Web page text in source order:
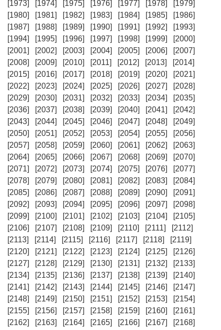
[1973] [1974] [1975] [1976] [1977] [1978]
[1979]
[1980]
[1981] [1982] [1983] [1984] [1985]
[1986]
[1987]
[1988] [1989] [1990] [1991] [1992]
[1993]
[1994]
[1995] [1996] [1997] [1998] [1999]
[2000]
[2001]
[2002] [2003] [2004] [2005] [2006]
[2007]
[2008]
[2009] [2010] [2011] [2012] [2013]
[2014]
[2015]
[2016] [2017] [2018] [2019] [2020]
[2021]
[2022]
[2023] [2024] [2025] [2026] [2027]
[2028]
[2029]
[2030] [2031] [2032] [2033] [2034]
[2035]
[2036]
[2037] [2038] [2039] [2040] [2041]
[2042]
[2043]
[2044] [2045] [2046] [2047] [2048]
[2049]
[2050]
[2051] [2052] [2053] [2054] [2055]
[2056]
[2057]
[2058] [2059] [2060] [2061] [2062]
[2063]
[2064]
[2065] [2066] [2067] [2068] [2069]
[2070]
[2071]
[2072] [2073] [2074] [2075] [2076]
[2077]
[2078]
[2079] [2080] [2081] [2082] [2083]
[2084]
[2085]
[2086] [2087] [2088] [2089] [2090]
[2091]
[2092]
[2093] [2094] [2095] [2096] [2097]
[2098]
[2099]
[2100] [2101] [2102] [2103] [2104]
[2105]
[2106]
[2107] [2108] [2109] [2110] [2111]
[2112]
[2113]
[2114] [2115] [2116] [2117] [2118]
[2119]
[2120]
[2121] [2122] [2123] [2124] [2125]
[2126]
[2127]
[2128] [2129] [2130] [2131] [2132]
[2133]
[2134]
[2135] [2136] [2137] [2138] [2139]
[2140]
[2141]
[2142] [2143] [2144] [2145] [2146]
[2147]
[2148]
[2149] [2150] [2151] [2152] [2153]
[2154]
[2155]
[2156] [2157] [2158] [2159] [2160]
[2161]
[2162]
[2163] [2164] [2165] [2166] [2167]
[2168]